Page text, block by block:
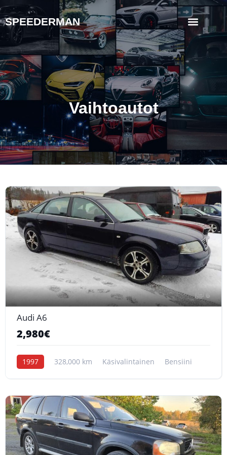
SPEEDERMAN
Vaihtoautot
6
Audi A6
2,980€
1997 328,000 km Käsivalintainen Bensiini